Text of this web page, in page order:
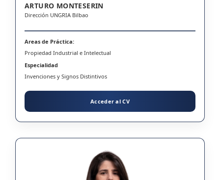
ARTURO MONTESERIN
Dirección UNGRIA Bilbao
Areas de Práctica:
Propiedad Industrial e Intelectual
Especialidad
Invenciones y Signos Distintivos
Acceder al CV